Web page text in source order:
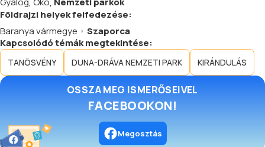
Földrajzi helyek felfedezése:
Baranya vármegye
Szaporca
Kapcsolódó témák megtekintése:
TANÖSVÉNY DUNA-DRÁVA NEMZETI PARK KIRÁNDULÁS
OSSZA MEG ISMERŐSEIVEL
FACEBOOKON!
Megosztás